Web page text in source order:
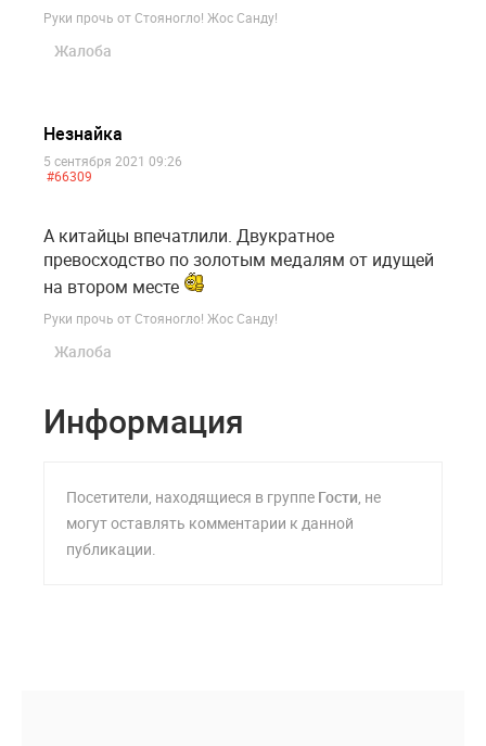
Руки прочь от Стояногло! Жос Санду!
Жалоба
Незнайка
5 сентября 2021 09:26
#66309
А китайцы впечатлили. Двукратное
превосходство по золотым медалям от идущей
на втором месте
Руки прочь от Стояногло! Жос Санду!
Жалоба
Информация
Посетители, находящиеся в группе Гости, не
могут оставлять комментарии к данной
публикации.